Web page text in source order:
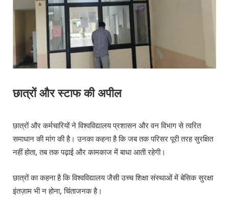
छात्रों और स्टाफ की अपील
छात्रों और कर्मचारियों ने विश्वविद्यालय प्रशासन और वन विभाग से त्वरित
समाधान की मांग की है। उनका कहना है कि जब तक परिसर पूरी तरह सुरक्षित
नहीं होता, तब तक पढ़ाई और कामकाज में बाधा आती रहेगी।
छात्रों का कहना है कि विश्वविद्यालय जैसी उच्च शिक्षा संस्थाओं में बेसिक सुरक्षा
इंतज़ाम भी न होना, चिंताजनक है।